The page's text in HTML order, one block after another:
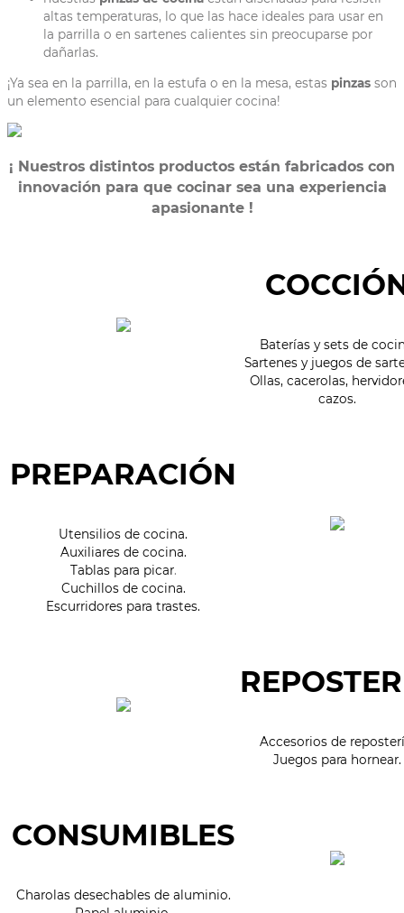
altas temperaturas, lo que las hace ideales para usar en
la parrilla o en sartenes calientes sin preocuparse por
dañarlas.
¡Ya sea en la parrilla, en la estufa o en la mesa, estas pinzas son
un elemento esencial para cualquier cocina!
¡ Nuestros distintos productos están fabricados con
innovación para que cocinar sea una experiencia
apasionante !
Baterías y sets de
Sartenes y juegos de
Ollas, cacerolas,
cazos.
PREPARACIÓN
Utensilios de cocina.
Auxiliares de cocina.
Tablas para picar.
Cuchillos de cocina.
Escurridores para trastes.
Accesorios de
Juegos para hornear.
CONSUMIBLES
Charolas desechables de aluminio.